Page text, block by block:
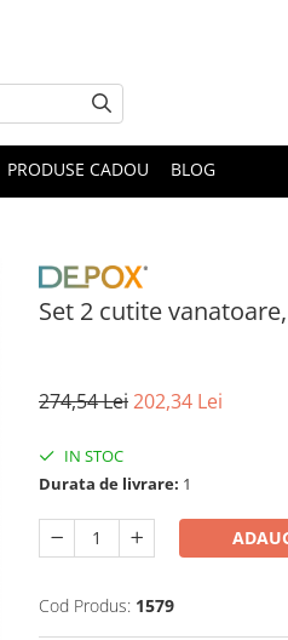
PRODUSE CADOU BLOG
Set 2 cutite
274,54 Lei202,34 Lei
IN STOC
Durata de livrare: 1
Cod Produs: 1579